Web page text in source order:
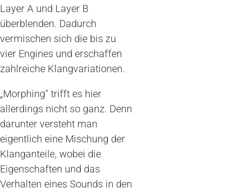
Layer A und Layer B
überblenden. Dadurch
vermischen sich die bis zu
vier Engines und erschaffen
zahlreiche Klangvariationen.
„Morphing“ trifft es hier
allerdings nicht so ganz. Denn
darunter versteht man
eigentlich eine Mischung der
Klanganteile, wobei die
Eigenschaften und das
Verhalten eines Sounds in den